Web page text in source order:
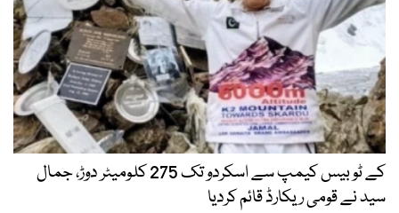
کے ٹو بیس کیمپ سے اسکردو تک 275 کلومیٹر دوڑ، جمال
سید نے قومی ریکارڈ قائم کردیا